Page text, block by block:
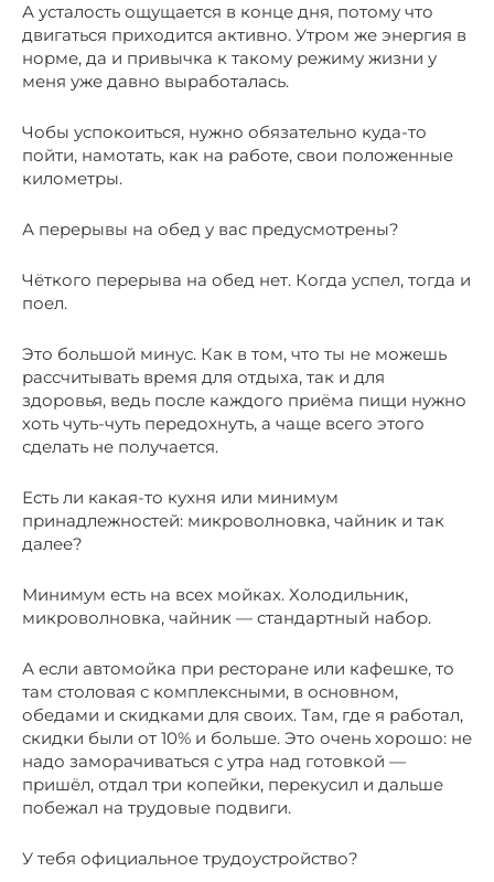
А усталость ощущается в конце дня, потому что
двигаться приходится активно. Утром же энергия в
норме, да и привычка к такому режиму жизни у
меня уже давно выработалась.
Чобы успокоиться, нужно обязательно куда-то
пойти, намотать, как на работе, свои положенные
километры.
А перерывы на обед у вас предусмотрены?
Чёткого перерыва на обед нет. Когда успел, тогда и
поел.
Это большой минус. Как в том, что ты не можешь
рассчитывать время для отдыха, так и для
здоровья, ведь после каждого приёма пищи нужно
хоть чуть-чуть передохнуть, а чаще всего этого
сделать не получается.
Есть ли какая-то кухня или минимум
принадлежностей: микроволновка, чайник и так
далее?
Минимум есть на всех мойках. Холодильник,
микроволновка, чайник — стандартный набор.
А если автомойка при ресторане или кафешке, то
там столовая с комплексными, в основном,
обедами и скидками для своих. Там, где я работал,
скидки были от 10% и больше. Это очень хорошо: не
надо заморачиваться с утра над готовкой —
пришёл, отдал три копейки, перекусил и дальше
побежал на трудовые подвиги.
У тебя официальное трудоустройство?